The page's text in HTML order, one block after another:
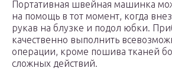
Портативная швейная машинка
на помощь в тот момент, когда
рукав на блузке и подол юбки.
качественно выполнить
операции, кроме пошива тканей
сложных действий.